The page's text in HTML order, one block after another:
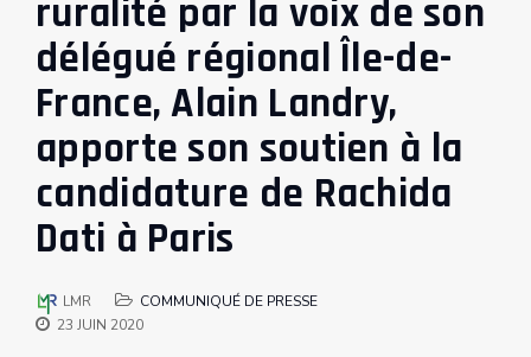
ruralité par la voix de son
délégué régional Île-de-
France, Alain Landry,
apporte son soutien à la
candidature de Rachida
Dati à Paris
LMR
COMMUNIQUÉ DE PRESSE
23 JUIN 2020